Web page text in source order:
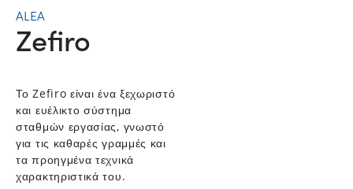
ALEA
Zefiro
Το Zefiro είναι ένα ξεχωριστό
και ευέλικτο σύστημα
σταθμών εργασίας, γνωστό
για τις καθαρές γραμμές και
τα προηγμένα τεχνικά
χαρακτηριστικά του.